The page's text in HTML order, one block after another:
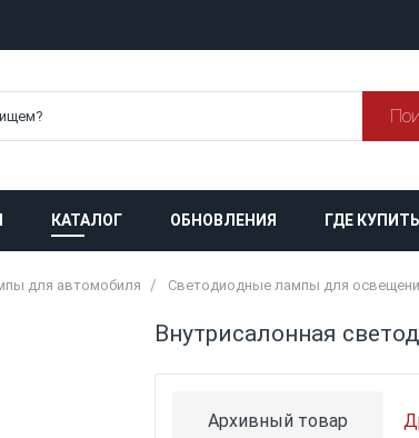
КАТАЛОГ ОБНОВЛЕНИЯ ГДЕ КУПИТЬ
для автомобиля Светодиодные лампы для
Внутрисалонная
Архивный товар